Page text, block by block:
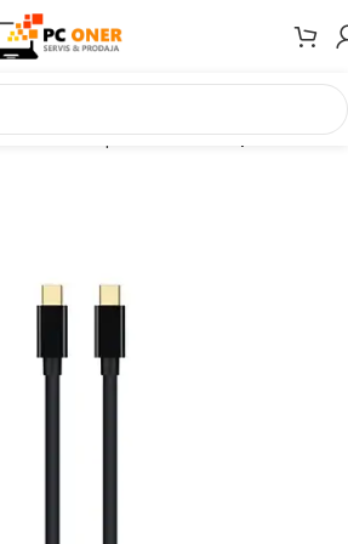
Kablovi i adapteri Video adapteri